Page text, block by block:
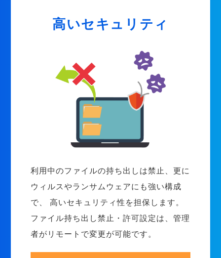
高いセキュリティ
利用中のファイルの持ち出しは禁止、更に
ウィルスやランサムウェアにも強い構成
で、 高いセキュリティ性を担保します。
ファイル持ち出し禁止・許可設定は、管理
者がリモートで変更が可能です。